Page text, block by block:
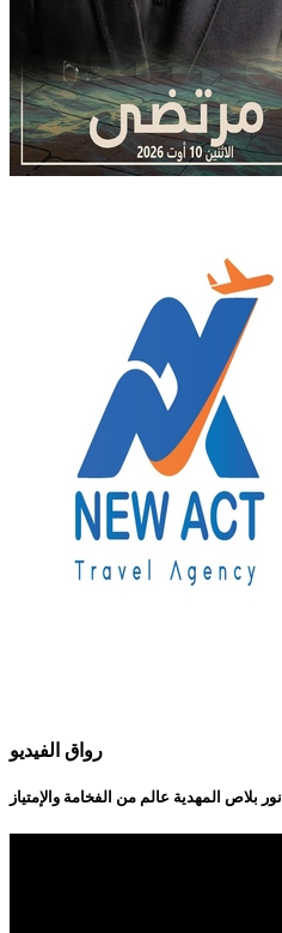
رواق الفيديو
نور بلاص المهدية عالم من الفخامة والإمتياز